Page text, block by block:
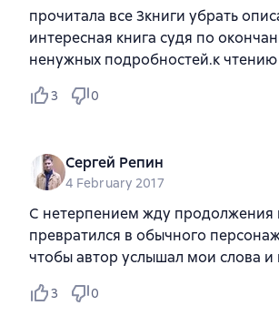
прочитала все 3книги убрать
интересная книга судя по
ненужных подробностей.к
3 0
Сергей Репин
4 February 2017
С нетерпением жду продолжения
превратился в обычного
чтобы автор услышал мои слова
3 0